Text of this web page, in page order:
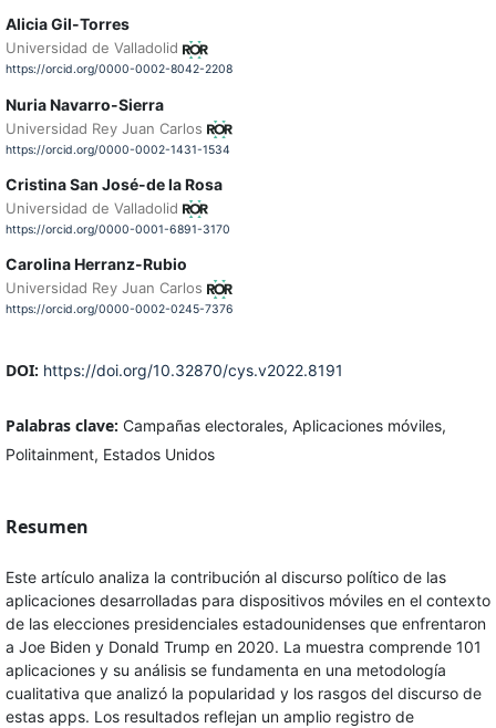
Alicia Gil-Torres
Universidad de Valladolid
https://orcid.org/0000-0002-8042-2208
Nuria Navarro-Sierra
Universidad Rey Juan Carlos
https://orcid.org/0000-0002-1431-1534
Cristina San José-de la Rosa
Universidad de Valladolid
https://orcid.org/0000-0001-6891-3170
Carolina Herranz-Rubio
Universidad Rey Juan Carlos
https://orcid.org/0000-0002-0245-7376
DOI: https://doi.org/10.32870/cys.v2022.8191
Palabras clave: Campañas electorales, Aplicaciones móviles,
Politainment, Estados Unidos
Resumen
Este artículo analiza la contribución al discurso político de las
aplicaciones desarrolladas para dispositivos móviles en el contexto
de las elecciones presidenciales estadounidenses que enfrentaron
a Joe Biden y Donald Trump en 2020. La muestra comprende 101
aplicaciones y su análisis se fundamenta en una metodología
cualitativa que analizó la popularidad y los rasgos del discurso de
estas apps. Los resultados reflejan un amplio registro de